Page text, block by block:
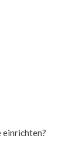
einrichten?